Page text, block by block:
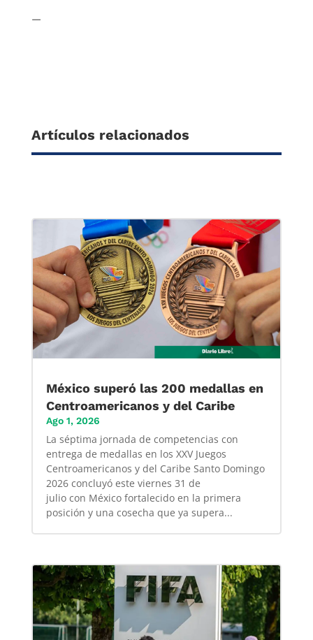
—
Artículos relacionados
México superó las 200 medallas en
Centroamericanos y del Caribe
Ago 1, 2026
La séptima jornada de competencias con
entrega de medallas en los XXV Juegos
Centroamericanos y del Caribe Santo Domingo
2026 concluyó este viernes 31 de
julio con México fortalecido en la primera
posición y una cosecha que ya supera...